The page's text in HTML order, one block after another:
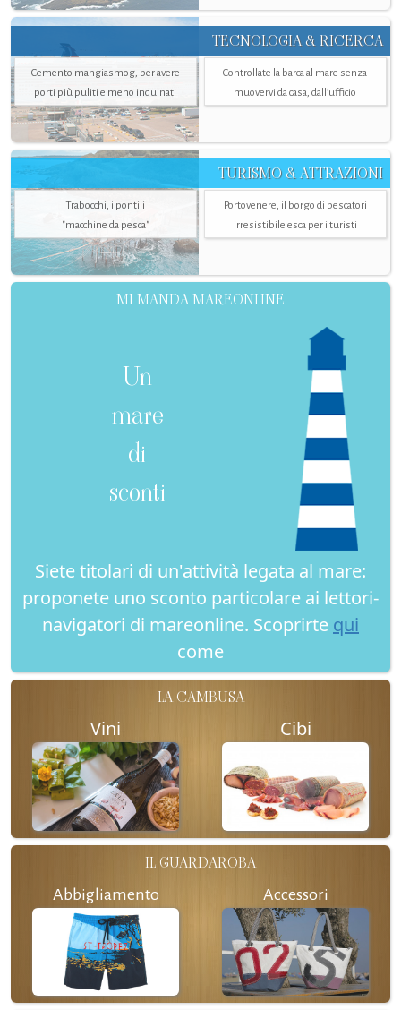
TECNOLOGIA & RICERCA
Cemento mangiasmog, per avere
porti più puliti e meno inquinati
Controllate la barca al mare senza
muovervi da casa, dall’ufficio
TURISMO & ATTRAZIONI
Trabocchi, i pontili
"macchine da pesca"
Portovenere, il borgo di pescatori
irresistibile esca per i turisti
MI MANDA MAREONLINE
Un
mare
di
sconti
Siete titolari di un'attività legata al mare:
proponete uno sconto particolare ai lettori-
navigatori di mareonline. Scoprirte qui
come
LA CAMBUSA
Vini Cibi
IL GUARDAROBA
Abbigliamento Accessori